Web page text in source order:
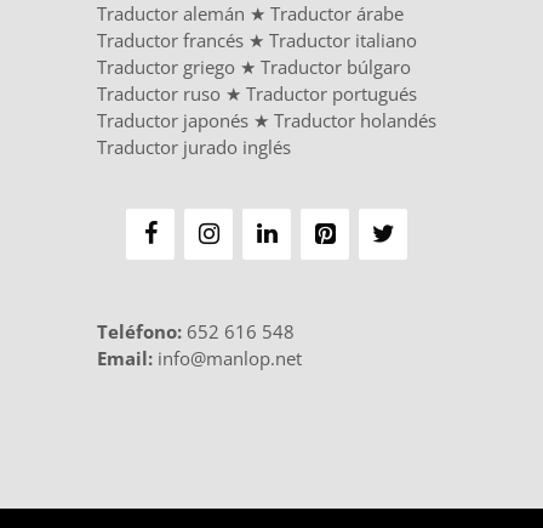
Traductor alemán ★ Traductor árabe
Traductor francés ★ Traductor italiano
Traductor griego ★ Traductor búlgaro
Traductor ruso ★ Traductor portugués
Traductor japonés ★ Traductor holandés
Traductor jurado inglés
Teléfono: 652 616 548
Email: info@manlop.net